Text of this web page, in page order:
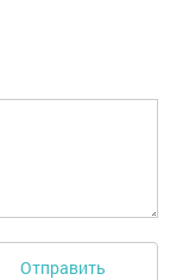
Отправить